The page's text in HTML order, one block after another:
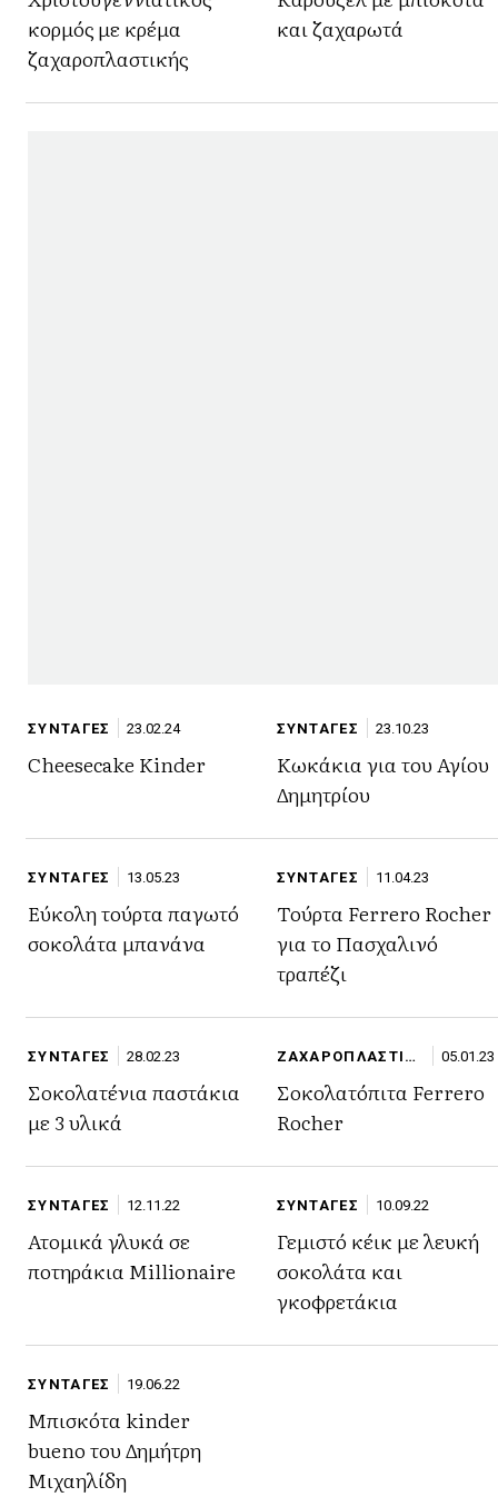
κορμός με κρέμα
ζαχαροπλαστικής
και ζαχαρωτά
ΣΥΝΤΑΓΕΣ 23.02.24
Cheesecake Kinder
ΣΥΝΤΑΓΕΣ 23.10.23
Κωκάκια για του Αγίου
Δημητρίου
ΣΥΝΤΑΓΕΣ 13.05.23
Εύκολη τούρτα παγωτό
σοκολάτα μπανάνα
ΣΥΝΤΑΓΕΣ 11.04.23
Τούρτα Ferrero Rocher
για το Πασχαλινό
τραπέζι
ΣΥΝΤΑΓΕΣ 28.02.23
Σοκολατένια παστάκια
με 3 υλικά
ΖΑΧΑΡΟΠΛΑΣΤΙΚ
05.01.23
Σοκολατόπιτα Ferrero
Rocher
ΣΥΝΤΑΓΕΣ 12.11.22
Ατομικά γλυκά σε
ποτηράκια Millionaire
ΣΥΝΤΑΓΕΣ 10.09.22
Γεμιστό κέικ με λευκή
σοκολάτα και
γκοφρετάκια
ΣΥΝΤΑΓΕΣ 19.06.22
Μπισκότα kinder
bueno του Δημήτρη
Μιχαηλίδη